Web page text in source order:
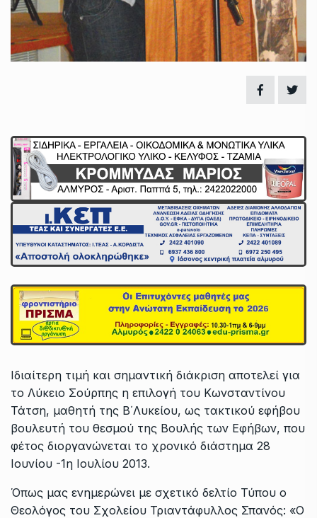
Ιδιαίτερη τιμή και σημαντική διάκριση αποτελεί για
το Λύκειο Σούρπης η επιλογή του Κωνσταντίνου
Τάτση, μαθητή της Β΄Λυκείου, ως τακτικού εφήβου
βουλευτή του θεσμού της Βουλής των Εφήβων, που
φέτος διοργανώνεται το χρονικό διάστημα 28
Ιουνίου -1η Ιουλίου 2013.
Όπως μας ενημερώνει με σχετικό δελτίο Τύπου ο
Θεολόγος του Σχολείου Τριαντάφυλλος Σπανός: «Ο